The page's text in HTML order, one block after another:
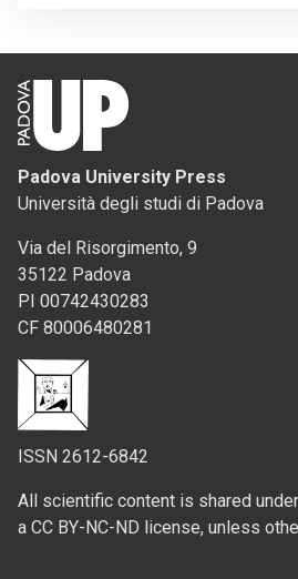
Padova University Press
Università degli studi di Padova
Via del Risorgimento, 9
35122 Padova
PI 00742430283
CF 80006480281
ISSN 2612-6842
All scientific content is shared under
a CC BY-NC-ND license, unless